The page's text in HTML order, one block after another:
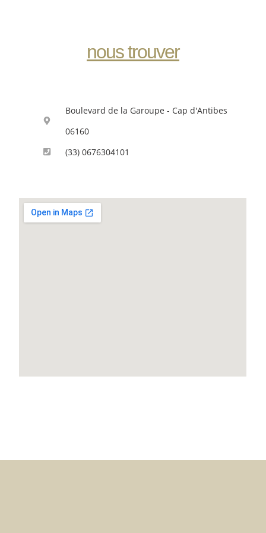
nous trouver
Boulevard de la Garoupe - Cap d'Antibes
06160
(33) 0676304101